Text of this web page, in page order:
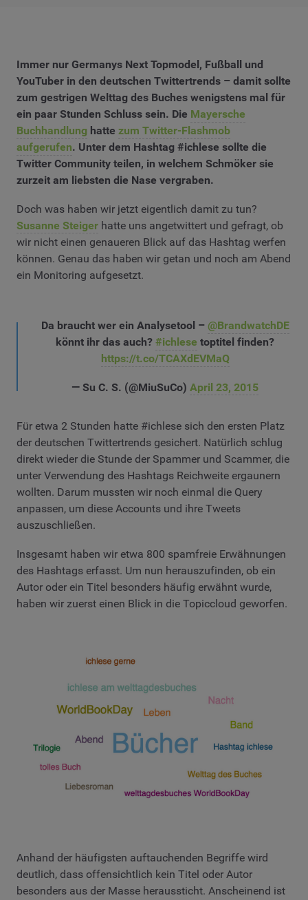
Immer nur Germanys Next Topmodel, Fußball und
YouTuber in den deutschen Twittertrends – damit sollte
zum gestrigen Welttag des Buches wenigstens mal für
ein paar Stunden Schluss sein. Die Mayersche
Buchhandlung hatte zum Twitter-Flashmob
aufgerufen. Unter dem Hashtag #ichlese sollte die
Twitter Community teilen, in welchem Schmöker sie
zurzeit am liebsten die Nase vergraben.
Doch was haben wir jetzt eigentlich damit zu tun?
Susanne Steiger hatte uns angetwittert und gefragt, ob
wir nicht einen genaueren Blick auf das Hashtag werfen
können. Genau das haben wir getan und noch am Abend
ein Monitoring aufgesetzt.
Da braucht wer ein Analysetool – @BrandwatchDE
könnt ihr das auch? #ichlese toptitel finden?
https://t.co/TCAXdEVMaQ
— Su C. S. (@MiuSuCo) April 23, 2015
Für etwa 2 Stunden hatte #ichlese sich den ersten Platz
der deutschen Twittertrends gesichert. Natürlich schlug
direkt wieder die Stunde der Spammer und Scammer, die
unter Verwendung des Hashtags Reichweite ergaunern
wollten. Darum mussten wir noch einmal die Query
anpassen, um diese Accounts und ihre Tweets
auszuschließen.
Insgesamt haben wir etwa 800 spamfreie Erwähnungen
des Hashtags erfasst. Um nun herauszufinden, ob ein
Autor oder ein Titel besonders häufig erwähnt wurde,
haben wir zuerst einen Blick in die Topiccloud geworfen.
Anhand der häufigsten auftauchenden Begriffe wird
deutlich, dass offensichtlich kein Titel oder Autor
besonders aus der Masse heraussticht. Anscheinend ist